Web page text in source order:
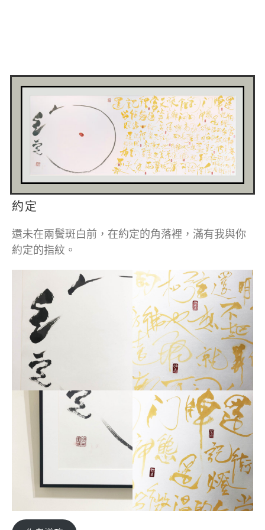
約定
還未在兩鬢斑白前，在約定的角落裡，滿有我與你
約定的指紋。